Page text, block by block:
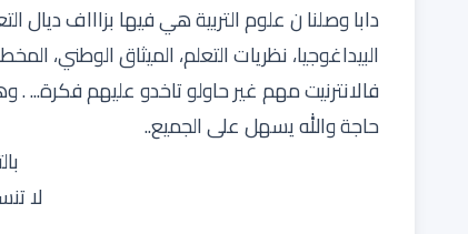
دابا وصلنا ن علوم التربية هي فيها بزاااف ديال
البيداغوجيا، نظريات التعلم، الميثاق الوطني،
فالانترنيت مهم غير حاولو تاخدو عليهم
حاجة والله يسهل على الجميع..
لا